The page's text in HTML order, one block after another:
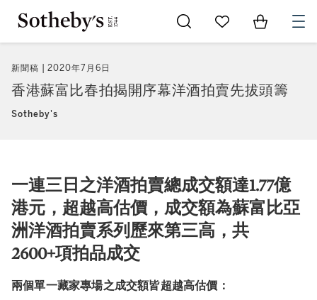
Go to My Favorites
Items in
新聞稿 2020年7月6日
香港蘇富比春拍揭開序幕洋酒拍賣先拔頭籌
Sotheby's
一連三日之洋酒拍賣總成交額達1.77億
港元，超越高估價，成交額為蘇富比亞
洲洋酒拍賣系列歷來第三高，共
2600+項拍品成交
兩個單一藏家專場之成交額皆超越高估價：